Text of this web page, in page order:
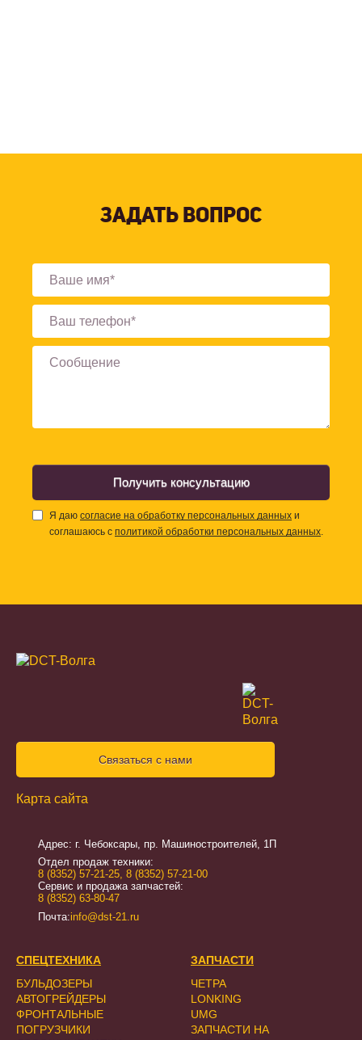
ЗАДАТЬ ВОПРОС
Получить консультацию
Я даю согласие на обработку персональных данных и
соглашаюсь с политикой обработки персональных данных.
Связаться с нами
Карта сайта
Адрес: г. Чебоксары, пр. Машиностроителей, 1П
Отдел продаж техники:
8 (8352) 57-21-25, 8 (8352) 57-21-00
Сервис и продажа запчастей:
8 (8352) 63-80-47
Почта:info@dst-21.ru
СПЕЦТЕХНИКА
БУЛЬДОЗЕРЫ
АВТОГРЕЙДЕРЫ
ФРОНТАЛЬНЫЕ
ПОГРУЗЧИКИ
ЗАПЧАСТИ
ЧЕТРА
LONKING
UMG
ЗАПЧАСТИ НА